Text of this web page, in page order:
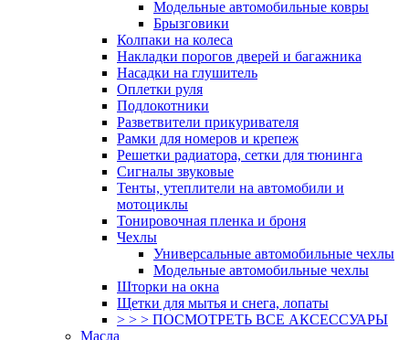
Модельные автомобильные ковры
Брызговики
Колпаки на колеса
Накладки порогов дверей и багажника
Насадки на глушитель
Оплетки руля
Подлокотники
Разветвители прикуривателя
Рамки для номеров и крепеж
Решетки радиатора, сетки для тюнинга
Сигналы звуковые
Тенты, утеплители на автомобили и
мотоциклы
Тонировочная пленка и броня
Чехлы
Универсальные автомобильные чехлы
Модельные автомобильные чехлы
Шторки на окна
Щетки для мытья и снега, лопаты
> > > ПОСМОТРЕТЬ ВСЕ АКСЕССУАРЫ
Масла